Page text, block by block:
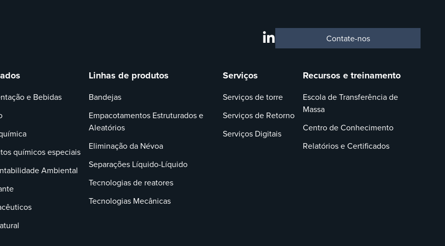
Contate-nos
e Bebidas
químicos especiais
Ambiental
Linhas de produtos
Bandejas
Empacotamentos Estruturados e
Aleatórios
Eliminação da Névoa
Separações Líquido-Líquido
Tecnologias de reatores
Tecnologias Mecânicas
Serviços
Serviços de torre
Serviços de Retorno
Serviços Digitais
Recursos e treinamento
Escola de Transferência de
Massa
Centro de Conhecimento
Relatórios e Certificados